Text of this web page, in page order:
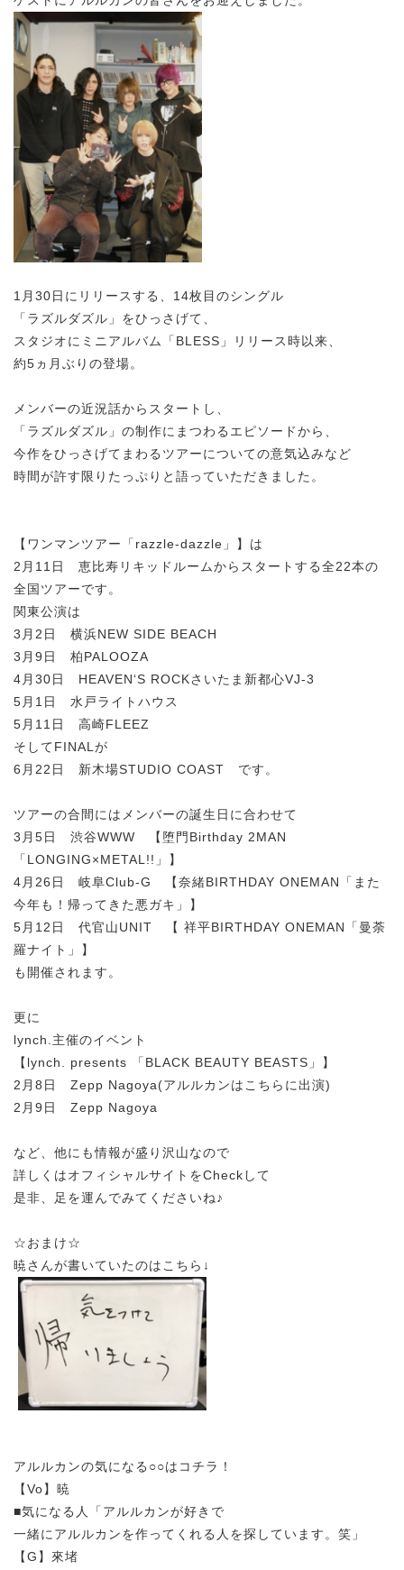
1月30日にリリースする、14枚目のシングル
「ラズルダズル」をひっさげて、
スタジオにミニアルバム「BLESS」リリース時以来、
約5ヵ月ぶりの登場。
メンバーの近況話からスタートし、
「ラズルダズル」の制作にまつわるエピソードから、
今作をひっさげてまわるツアーについての意気込みなど
時間が許す限りたっぷりと語っていただきました。
【ワンマンツアー「razzle-dazzle」】は
2月11日 恵比寿リキッドルームからスタートする全22本の
全国ツアーです。
関東公演は
3月2日 横浜NEW SIDE BEACH
3月9日 柏PALOOZA
4月30日 HEAVEN‘S ROCKさいたま新都心VJ-3
5月1日 水戸ライトハウス
5月11日 高崎FLEEZ
そしてFINALが
6月22日 新木場STUDIO COAST です。
ツアーの合間にはメンバーの誕生日に合わせて
3月5日 渋谷WWW 【堕門Birthday 2MAN
「LONGING×METAL!!」】
4月26日 岐阜Club-G 【奈緒BIRTHDAY ONEMAN「また
今年も！帰ってきた悪ガキ」】
5月12日 代官山UNIT 【 祥平BIRTHDAY ONEMAN「曼荼
羅ナイト」】
も開催されます。
更に
lynch.主催のイベント
【lynch. presents 「BLACK BEAUTY BEASTS」】
2月8日 Zepp Nagoya(アルルカンはこちらに出演)
2月9日 Zepp Nagoya
など、他にも情報が盛り沢山なので
詳しくはオフィシャルサイトをCheckして
是非、足を運んでみてくださいね♪
☆おまけ☆
暁さんが書いていたのはこちら↓
アルルカンの気になる○○はコチラ！
【Vo】暁
■気になる人「アルルカンが好きで
一緒にアルルカンを作ってくれる人を探しています。笑」
【G】來堵